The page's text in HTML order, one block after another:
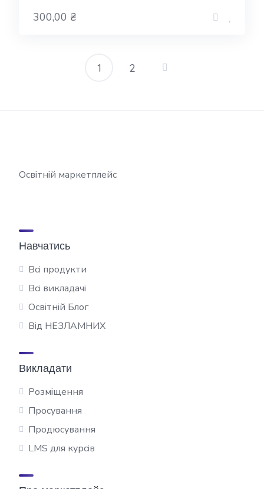
300,00 ₴
Пагінація
1 2
Освітній маркетплейс
Навчатись
Всі продукти
Всі викладачі
Освітній Блог
Від НЕЗЛАМНИХ
Викладати
Розміщення
Просування
Продюсування
LMS для курсів